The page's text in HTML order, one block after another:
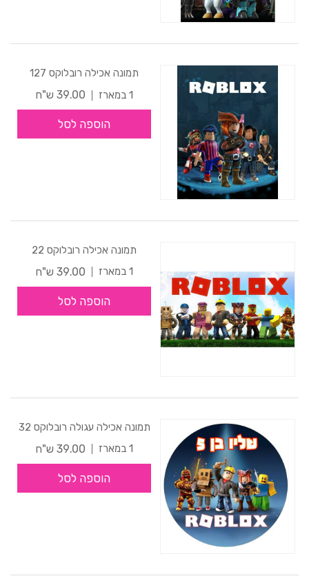
תמונה אכילה רובלוקס 127
1 במארז
39.00 ש"ח
הוספה לסל
תמונה אכילה רובלוקס 22
1 במארז
39.00 ש"ח
הוספה לסל
תמונה אכילה עגולה רובלוקס 32
1 במארז
39.00 ש"ח
הוספה לסל